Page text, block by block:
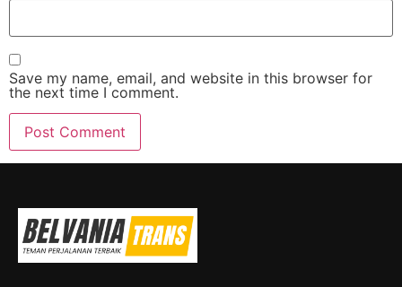
Save my name, email, and website in this browser for
the next time I comment.